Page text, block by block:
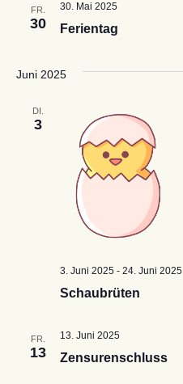
FR.
30 Ferientag
30. Mai 2025
Juni 2025
DI.
3
Schaubrüten
3. Juni 2025- 24. Juni 2025
FR.
13 Zensurenschluss
13. Juni 2025